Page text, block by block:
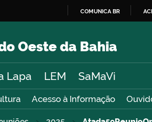
O
COMUNICA BR
Oeste da Bahia
Lapa LEM SaMaVi
Acesso à Informação